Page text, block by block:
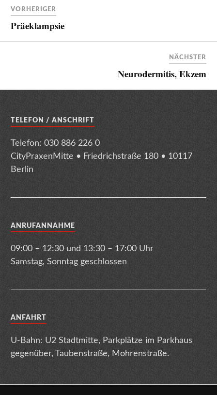
VORHERIGER
Präeklampsie
NÄCHSTER
Neurodermitis, Ekzem
TELEFON / ANSCHRIFT
Telefon: 030 886 226 0
CityPraxenMitte • Friedrichstraße 180 • 10117
Berlin
ANRUFANNAHME
09:00 – 12:30 und 13:30 – 17:00 Uhr
Samstag, Sonntag geschlossen
ANFAHRT
U-Bahn: U2 Stadtmitte, Parkplätze im Parkhaus
gegenüber, Taubenstraße, Mohrenstraße.